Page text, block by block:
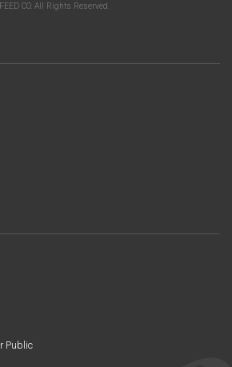
CO. All Rights Reserved.
Public